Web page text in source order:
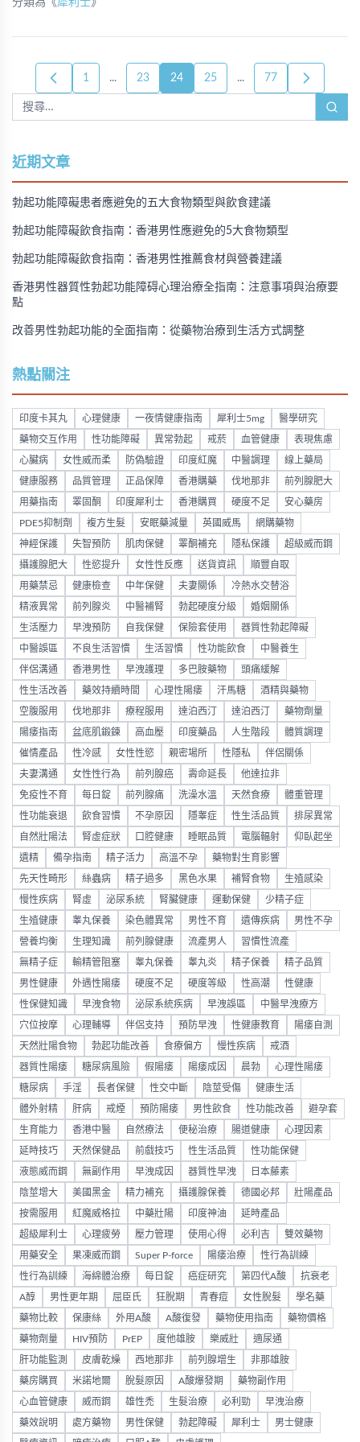
分類為《犀利士》
1 ... 23 24 25 ... 77
近期文章
勃起功能障礙患者應避免的五大食物類型與飲食建議
勃起功能障礙飲食指南：香港男性應避免的5大食物類型
勃起功能障礙飲食指南：香港男性推薦食材與營養建議
香港男性器質性勃起功能障碍心理治療全指南：注意事項與治療要
點
改善男性勃起功能的全面指南：從藥物治療到生活方式調整
熱點關注
印度卡其丸 心理健康 一夜情健康指南 犀利士5mg 醫學研究
藥物交互作用 性功能障礙 異常勃起 戒菸 血管健康 表現焦慮
心臟病 女性威而柔 防偽驗證 印度紅魔 中醫調理 線上藥局
健康服務 品質管理 正品保障 香港購藥 伐地那非 前列腺肥大
用藥指南 睪固酮 印度犀利士 香港購買 硬度不足 安心藥房
PDE5抑制劑 複方生髮 安眠藥減量 英國威馬 網購藥物
神經保護 失智預防 肌肉保健 睪酮補充 隱私保護 超級威而鋼
攝護腺肥大 性慾提升 女性性反應 送貨資訊 順豐自取
用藥禁忌 健康檢查 中年保健 夫妻關係 冷熱水交替浴
精液異常 前列腺炎 中醫補腎 勃起硬度分級 婚姻關係
生活壓力 早洩預防 自我保健 保險套使用 器質性勃起障礙
中醫誤區 不良生活習慣 生活習慣 性功能飲食 中醫養生
伴侶溝通 香港男性 早洩護理 多巴胺藥物 頭痛緩解
性生活改善 藥效持續時間 心理性陽痿 汗馬糖 酒精與藥物
空腹服用 伐地那非 療程服用 達泊西汀 達泊西汀 藥物劑量
陽痿指南 盆底肌鍛鍊 高血壓 印度藥品 人生階段 體質調理
催情產品 性冷感 女性性慾 親密場所 性隱私 伴侶關係
夫妻溝通 女性性行為 前列腺癌 壽命延長 他達拉非
免疫性不育 每日錠 前列腺痛 洗澡水溫 天然食療 體重管理
性功能衰退 飲食習慣 不孕原因 隱睾症 性生活品質 排尿異常
自然壯陽法 腎虛症狀 口腔健康 睡眠品質 電腦輻射 仰臥起坐
遺精 備孕指南 精子活力 高溫不孕 藥物對生育影響
先天性畸形 絲蟲病 精子過多 黑色水果 補腎食物 生殖感染
慢性疾病 腎虛 泌尿系統 腎臟健康 運動保健 少精子症
生殖健康 睾丸保養 染色體異常 男性不育 遺傳疾病 男性不孕
營養均衡 生理知識 前列腺健康 流產男人 習慣性流產
無精子症 輸精管阻塞 睾丸保養 睾丸炎 精子保養 精子品質
男性健康 外遇性陽痿 硬度不足 硬度等級 性高潮 性健康
性保健知識 早洩食物 泌尿系統疾病 早洩誤區 中醫早洩療方
穴位按摩 心理輔導 伴侶支持 預防早洩 性健康教育 陽痿自測
天然壯陽食物 勃起功能改善 食療偏方 慢性疾病 戒酒
器質性陽痿 糖尿病風險 假陽痿 陽痿成因 晨勃 心理性陽痿
糖尿病 手淫 長者保健 性交中斷 陰莖受傷 健康生活
體外射精 肝病 戒煙 預防陽痿 男性飲食 性功能改善 避孕套
生育能力 香港中醫 自然療法 便秘治療 腸道健康 心理因素
延時技巧 天然保健品 前戲技巧 性生活品質 性功能保健
液態威而鋼 無副作用 早洩成因 器質性早洩 日本藤素
陰莖增大 美國黑金 精力補充 攝護腺保養 德國必邦 壯陽產品
按需服用 紅魔威格拉 中藥壯陽 印度神油 延時產品
超級犀利士 心理疲勞 壓力管理 使用心得 必利吉 雙效藥物
用藥安全 果凍威而鋼 Super P-force 陽痿治療 性行為訓練
性行為訓練 海綿體治療 每日錠 癌症研究 第四代A酸 抗衰老
A醇 男性更年期 屈臣氏 狂脫期 青春痘 女性脫髮 學名藥
藥物比較 保康絲 外用A酸 A酸復發 藥物使用指南 藥物價格
藥物劑量 HIV預防 PrEP 度他雄胺 樂威壯 適尿通
肝功能監測 皮膚乾燥 西地那非 前列腺增生 非那雄胺
藥房購買 米諾地爾 脫髮原因 A酸爆發期 藥物副作用
心血管健康 威而鋼 雄性禿 生髮治療 必利勁 早洩治療
藥效說明 處方藥物 男性保健 勃起障礙 犀利士 男士健康